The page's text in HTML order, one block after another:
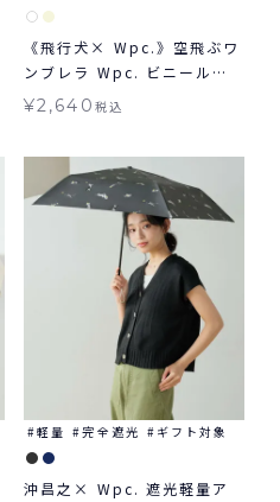
《飛行犬× Wpc.》空飛ぶワ
ンブレラ Wpc. ビニール傘
雨傘 長傘
¥2,640 税込
軽量 完全遮光 ギフト対象
沖昌之× Wpc. 遮光軽量ア